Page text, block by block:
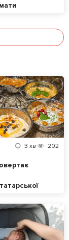
3 хв 202